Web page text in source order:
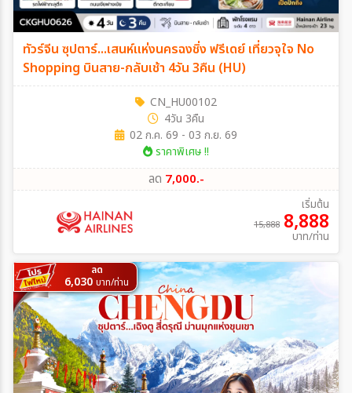
ทัวร์จีน ซุปตาร์...เสนห์แห่งนครฉงชิ่ง ฟรีเดย์ เที่ยวจุใจ No
Shopping บินสาย-กลับเช้า 4วัน 3คืน (HU)
CN_HU00102
4วัน 3คืน
02 ก.ค. 69 - 03 ก.ย. 69
ราคาพิเศษ !!
ลด 7,000.-
เริ่มต้น
15,888 8,888
บาท/ท่าน
ลด
6,030 บาท/ท่าน